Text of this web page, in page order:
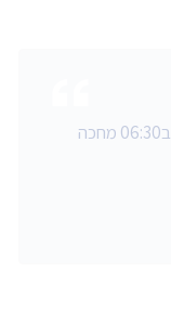
היה כיף גדול אורן בחור אחראי כל בוקר ב06:30 מחכה